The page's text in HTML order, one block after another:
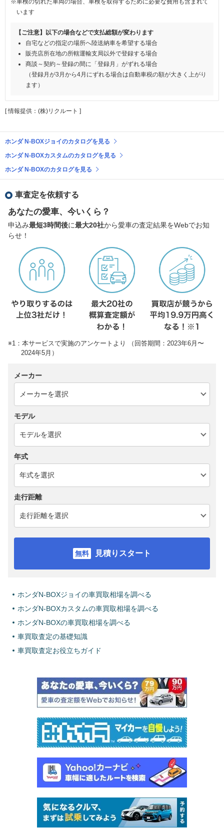
います
【ご注意】以下の場合などで支払総額が変わります
自宅などの指定の場所へ陸送納車を希望する場合
販売店所在地の所轄運輸支局以外で登録する場合
商談～契約～登録の間に「登録月」がずれる場合
（登録月が3月から4月にずれる場合は自動車税の額が大きく上がり
ます）
[ 情報提供：(株)リクルート ]
ホンダ N-BOXジョイのカタログを見る
ホンダ N-BOXカスタムのカタログを見る
ホンダ N-BOXのカタログを見る
車査定を依頼する
あなたの愛車、今いくら？
申込み最短3時間後に最大20社から愛車の査定結果をWebでお知
らせ！
※1：本サービスで実施のアンケートより （回答期間：2023年6月〜
2024年5月）
メーカー
モデル
年式
走行距離
見積りスタート
ホンダN-BOXジョイの車買取相場を調べる
ホンダN-BOXカスタムの車買取相場を調べる
ホンダN-BOXの車買取相場を調べる
車買取査定の基礎知識
車買取査定お役立ちガイド